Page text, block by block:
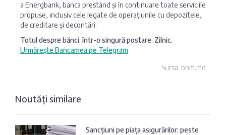
a Energbank, banca prestând și în continuare toate serviciile
propuse, inclusiv cele legate de operațiunile cu depozitele,
de creditare și decontări.
Totul despre bănci, într-o singură postare. Zilnic.
Urmărește Bancamea pe Telegram
Sursa: bnm.md
Noutăți similare
Sancțiuni pe piața asigurărilor: peste